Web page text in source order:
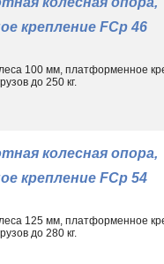
оснащении.
деревянной,
защитным лакокрасочным
к порезам,
крепление FCp 46
100 мм, платформенное
до 250 кг.
колесная опора,
крепление FCp 54
125 мм, платформенное
до 280 кг.